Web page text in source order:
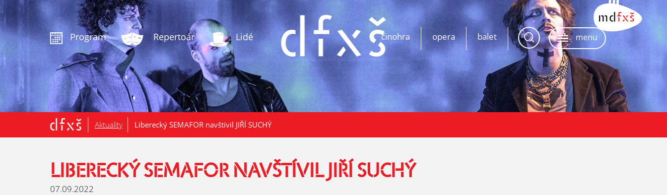
Program Repertoár Lidé menu
balet
opera
činohra
.
Aktuality Liberecký SEMAFOR navštívil JIŘÍ SUCHÝ
LIBERECKÝ SEMAFOR NAVŠTÍVIL JIŘÍ SUCHÝ
07.09.2022